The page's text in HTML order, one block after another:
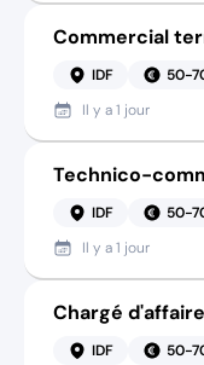
Commercial
IDF
50-
Il y a1 jour
Technico-
IDF
50-
Il y a1 jour
Chargé
IDF
50-